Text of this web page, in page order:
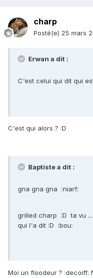
charp
Posté(e) 25 mars
Erwan a dit :
C'est celui qui dit qui
C'est qui alors ? :D
Baptiste a dit :
gna gna gna :niarf:
grilled charp :D ta vu
qui l'a dit :D :bou:
Moi un floodeur ? :decoiff: